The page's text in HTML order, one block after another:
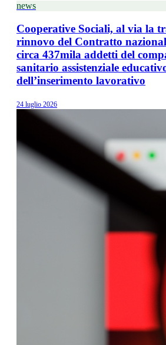
news
Cooperative Sociali, al via la
rinnovo del Contratto
circa 437mila addetti del
sanitario assistenziale
dell’inserimento lavorativo
24 luglio 2026